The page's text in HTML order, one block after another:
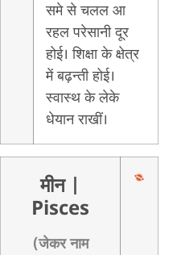
समे से चलल आ
रहल परेसानी दूर
होई। शिक्षा के क्षेत्र
में बढ़न्ती होई।
स्वास्थ के लेके
धेयान राखीं।
मीन
Pisces
(जेकर नाम